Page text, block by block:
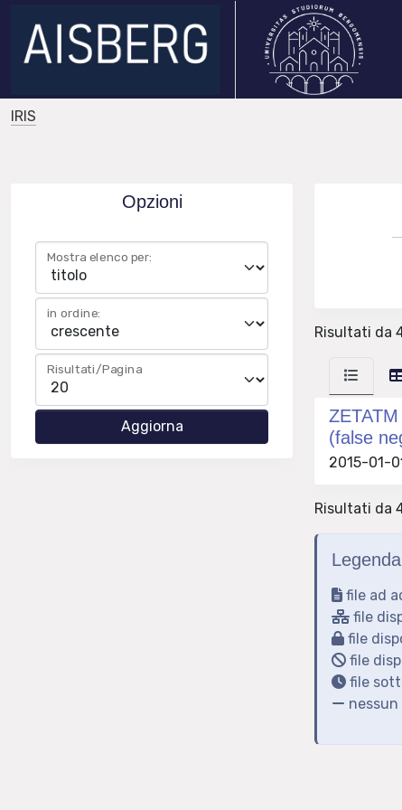
IRIS
Opzioni
Mostra elenco per:
in ordine:
Risultati/Pagina
Risultati da
(false
2015-01-
Risultati da
file ad
file
file
file
file